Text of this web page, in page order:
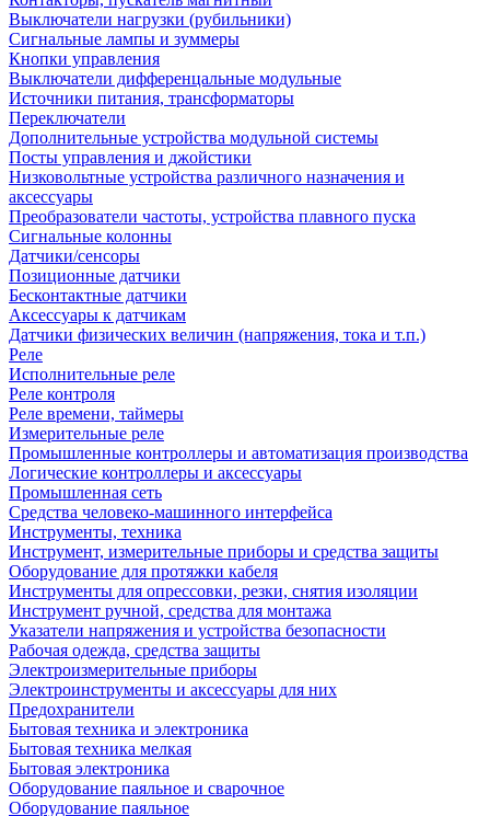
Выключатели нагрузки (рубильники)
Сигнальные лампы и зуммеры
Кнопки управления
Выключатели дифференцальные модульные
Источники питания, трансформаторы
Переключатели
Дополнительные устройства модульной системы
Посты управления и джойстики
Низковольтные устройства различного назначения и
аксессуары
Преобразователи частоты, устройства плавного пуска
Сигнальные колонны
Датчики/сенсоры
Позиционные датчики
Бесконтактные датчики
Аксессуары к датчикам
Датчики физических величин (напряжения, тока и т.п.)
Реле
Исполнительные реле
Реле контроля
Реле времени, таймеры
Измерительные реле
Промышленные контроллеры и автоматизация производства
Логические контроллеры и аксессуары
Промышленная сеть
Средства человеко-машинного интерфейса
Инструменты, техника
Инструмент, измерительные приборы и средства защиты
Оборудование для протяжки кабеля
Инструменты для опрессовки, резки, снятия изоляции
Инструмент ручной, средства для монтажа
Указатели напряжения и устройства безопасности
Рабочая одежда, средства защиты
Электроизмерительные приборы
Электроинструменты и аксессуары для них
Предохранители
Бытовая техника и электроника
Бытовая техника мелкая
Бытовая электроника
Оборудование паяльное и сварочное
Оборудование паяльное